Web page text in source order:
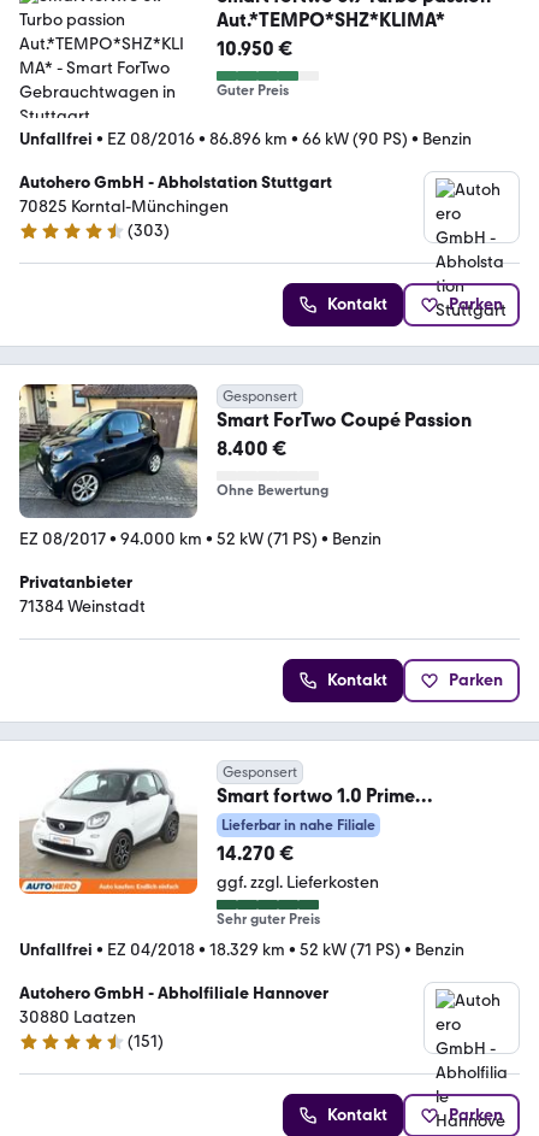
Aut.*TEMPO*SHZ*KLIMA*
10.950 €
Guter Preis
Unfallfrei • EZ 08/2016• 86.896 km • 66 kW (90 PS) • Benzin
Autohero GmbH - Abholstation Stuttgart
70825 Korntal-Münchingen
4.4 Sterne
(303)
Kontakt Parken
Gesponsert
Smart ForTwo Coupé Passion
8.400 €
Ohne Bewertung
EZ 08/2017• 94.000 km • 52 kW (71 PS) • Benzin
Privatanbieter
71384 Weinstadt
Kontakt Parken
Gesponsert
Smart fortwo 1.0 Prime
Aut.*TEMPO*PANO*SHZ*KLIMA*
Lieferbar in nahe Filiale
14.270 €
ggf. zzgl. Lieferkosten
Sehr guter Preis
Unfallfrei • EZ 04/2018• 18.329 km • 52 kW (71 PS) • Benzin
Autohero GmbH - Abholfiliale Hannover
30880 Laatzen
4.7 Sterne
(151)
Kontakt Parken